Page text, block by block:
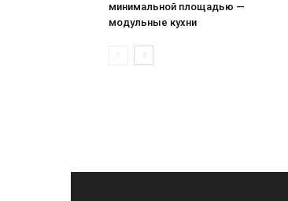
минимальной площадью —
модульные кухни